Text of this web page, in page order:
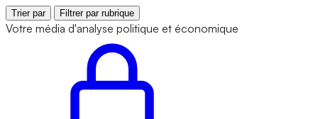
Trier par Filtrer par rubrique
Votre média d'analyse politique et économique